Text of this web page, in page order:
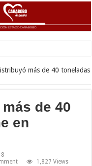
más de 40 toneladas
de 40
en
1,827 Views